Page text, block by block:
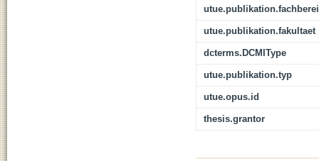
utue.publikation.fakultaet
dcterms.DCMIType
utue.publikation.typ
utue.opus.id
thesis.grantor